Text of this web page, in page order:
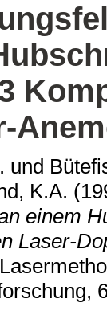
und
K.A.
einem
Laser-